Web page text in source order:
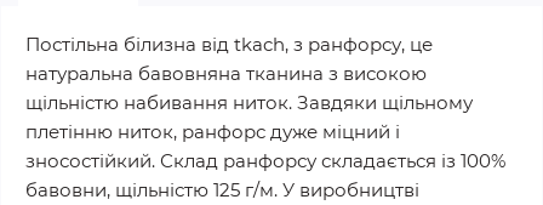
Постільна білизна від tkach, з ранфорсу, це
натуральна бавовняна тканина з високою
щільністю набивання ниток. Завдяки щільному
плетінню ниток, ранфорс дуже міцний і
зносостійкий. Склад ранфорсу складається із 100%
бавовни, щільністю 125 г/м. У виробництві